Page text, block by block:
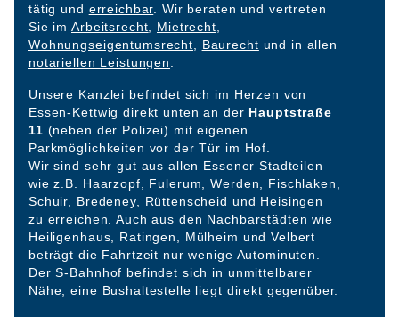
tätig und erreichbar . Wir beraten und vertreten
Sie imArbeitsrecht Mietrecht
Wohnungseigentumsrecht
Baurecht und in allen
notariellen Leistungen
Unsere Kanzlei befindet sich im Herzen von
Essen-Kettwig direkt unten an der Hauptstraße
11 (neben der Polizei) mit eigenen
Parkmöglichkeiten vor der Tür im Hof.
Wir sind sehr gut aus allen Essener Stadteilen
wie z.B. Haarzopf, Fulerum, Werden, Fischlaken,
Schuir, Bredeney, Rüttenscheid und Heisingen
zu erreichen. Auch aus den Nachbarstädten wie
Heiligenhaus, Ratingen, Mülheim und Velbert
beträgt die Fahrtzeit nur wenige Autominuten.
Der S-Bahnhof befindet sich in unmittelbarer
Nähe, eine Bushaltestelle liegt direkt gegenüber.